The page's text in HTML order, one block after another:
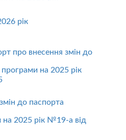
рік
про внесення змін до
на 2025 рік
до паспорта
2025 рік №19-а від